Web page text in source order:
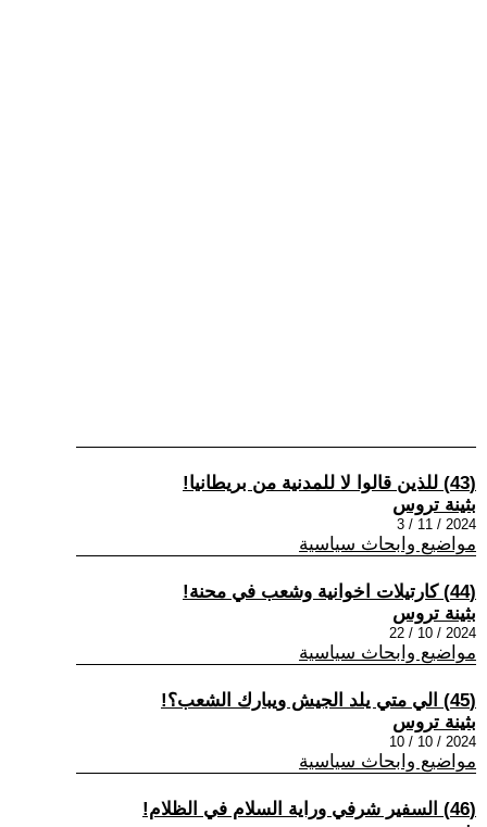
(43) للذين قالوا لا للمدنية من بريطانيا!
بثينة تروس
2024 / 11 / 3
مواضيع وابحاث سياسية
(44) كارتيلات اخوانية وشعب في محنة!
بثينة تروس
2024 / 10 / 22
مواضيع وابحاث سياسية
(45) الي متي يلد الجيش ويبارك الشعب؟!
بثينة تروس
2024 / 10 / 10
مواضيع وابحاث سياسية
(46) السفير شرفي وراية السلام في الظلام!